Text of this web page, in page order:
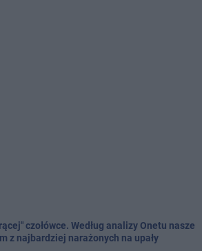
czołówce. Według analizy Onetu nasze
z najbardziej narażonych na upały